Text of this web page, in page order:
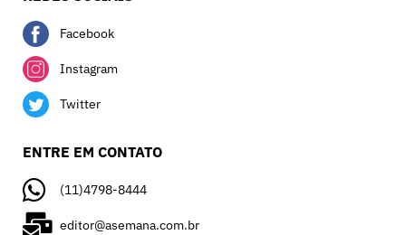
Facebook
Instagram
Twitter
ENTRE EM CONTATO
(11)4798-8444
editor@asemana.com.br